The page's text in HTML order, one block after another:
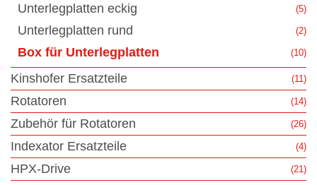
Unterlegplatten eckig (5)
Unterlegplatten rund (2)
Box für Unterlegplatten (10)
Kinshofer Ersatzteile (11)
Rotatoren (14)
Zubehör für Rotatoren (26)
Indexator Ersatzteile (4)
HPX-Drive (21)